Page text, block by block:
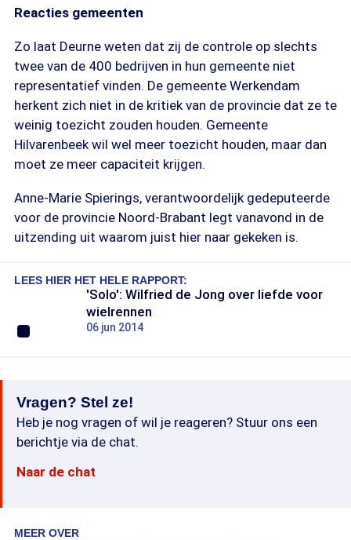
Reacties gemeenten
Zo laat Deurne weten dat zij de controle op slechts
twee van de 400 bedrijven in hun gemeente niet
representatief vinden. De gemeente Werkendam
herkent zich niet in de kritiek van de provincie dat ze te
weinig toezicht zouden houden. Gemeente
Hilvarenbeek wil wel meer toezicht houden, maar dan
moet ze meer capaciteit krijgen.
Anne-Marie Spierings, verantwoordelijk gedeputeerde
voor de provincie Noord-Brabant legt vanavond in de
uitzending uit waarom juist hier naar gekeken is.
LEES HIER HET HELE RAPPORT:
'Solo': Wilfried de Jong over liefde voor
wielrennen
06 jun 2014
Vragen? Stel ze!
Heb je nog vragen of wil je reageren? Stuur ons een
berichtje via de chat.
Naar de chat
MEER OVER